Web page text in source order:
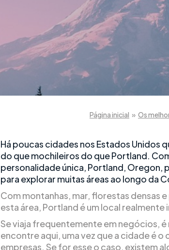
Página inicial » Os
Há poucas cidades nos Estados Unidos
do que mochileiros do que Portland.
personalidade única, Portland, Oregon,
para explorar muitas áreas ao longo da
Com montanhas, mar, florestas densas
esta área, Portland é um local realmente
Se viaja frequentemente em negócios,
encontre aqui, uma vez que a cidade é
empresas. Se for esse o caso, existem